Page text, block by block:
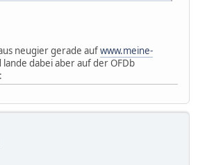
neugier gerade aufwww.meine-
lande dabei aber auf der OFDb